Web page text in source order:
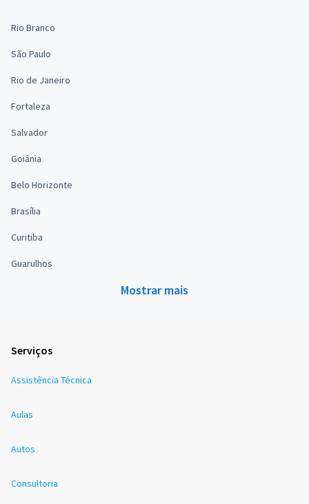
Rio Branco
São Paulo
Rio de Janeiro
Fortaleza
Salvador
Goiânia
Belo Horizonte
Brasília
Curitiba
Guarulhos
Mostrar mais
Serviços
Assistência Técnica
Aulas
Autos
Consultoria